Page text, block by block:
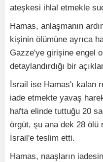
ateşkesi ihlal etmekle
Hamas, anlaşmanın
kişinin ölümüne ayrıca
Gazze'ye girişine engel
detaylandırdığı bir
İsrail ise Hamas'ı kalan
iade etmekte yavaş
hafta elinde tuttuğu 20
örgüt, şu ana dek 28 ölü
İsrail'e teslim etti.
Hamas, naaşların